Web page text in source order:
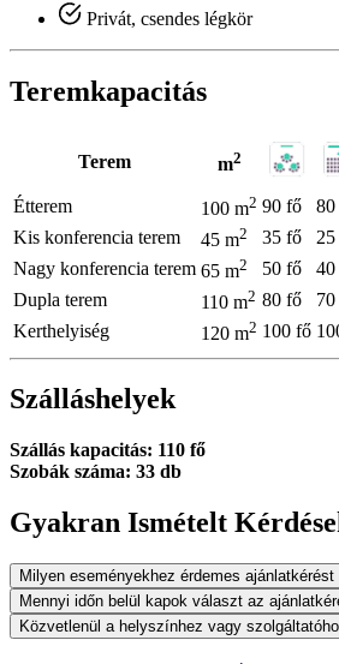
Privát, csendes légkör
Teremkapacitás
Terem m2
Étterem 100 m2 90 fő
Kis konferencia terem
45 m2 35 fő
Nagy konferencia terem 65 m2 50 fő
Dupla terem
110 m2 80 fő
Kerthelyiség
120 m2 100 fő
Szálláshelyek
Szállás kapacitás: 110 fő
Szobák száma: 33 db
Gyakran Ismételt
Milyen eseményekhez érdemes
Mennyi időn belül kapok választ az
Közvetlenül a helyszínhez vagy